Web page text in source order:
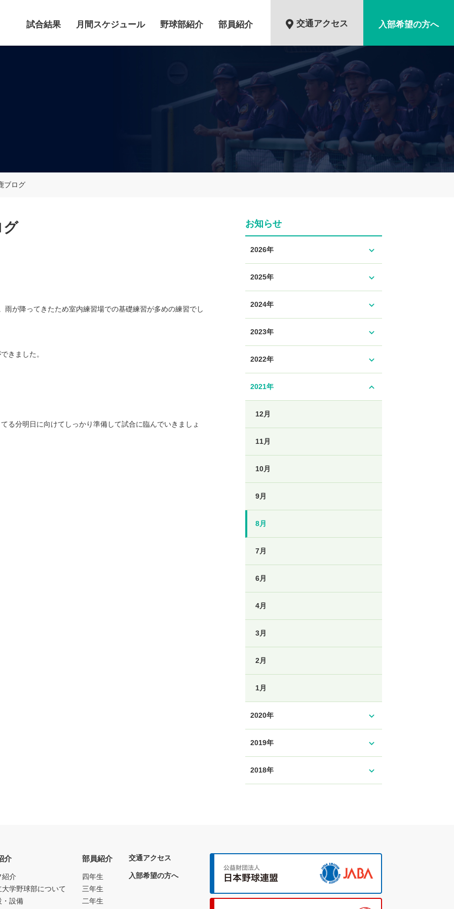
試合結果 月間スケジュール 野球部紹介 部員紹介 交通アクセス 入部希望の方へ
ブログ
雨が降ってきたため室内練習場での基礎練習が多めの練習でし
きました。
る分明日に向けてしっかり準備して試合に臨んでいきましょ
お知らせ
2026年 expand_more
2025年 expand_more
2024年 expand_more
2023年 expand_more
2022年 expand_more
2021年 expand_less
12月
11月
10月
9月
8月
7月
6月
4月
3月
2月
1月
2020年 expand_more
2019年 expand_more
2018年 expand_more
介
紹介
大学野球部について
・設備
部員紹介
四年生
三年生
二年生
交通アクセス
入部希望の方へ